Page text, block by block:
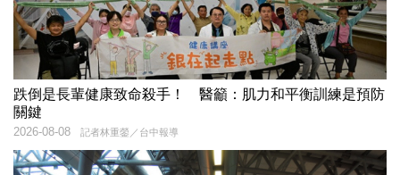
跌倒是長輩健康致命殺手！ 醫籲：肌力和平衡訓練是預防
關鍵
記者林重鎣／台中報導
2026-08-08